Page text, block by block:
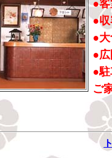
●客
●収
●
●
●
ご